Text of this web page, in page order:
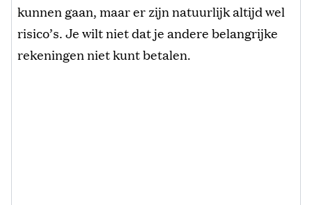
kunnen gaan, maar er zijn natuurlijk altijd wel
risico’s. Je wilt niet dat je andere belangrijke
rekeningen niet kunt betalen.